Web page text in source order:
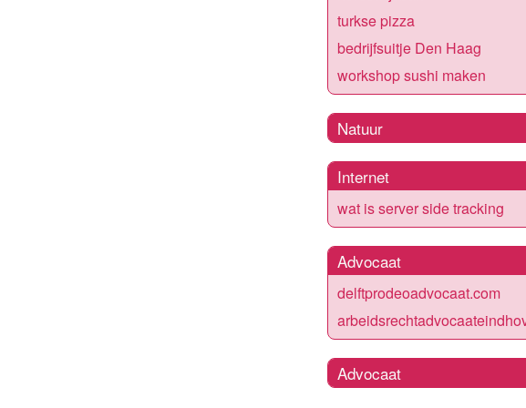
turkse pizza
bedrijfsuitje Den Haag
workshop sushi maken
Natuur
Internet
wat is server side tracking
Advocaat
delftprodeoadvocaat.com
Advocaat